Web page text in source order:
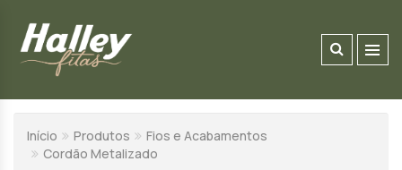
Início Produtos
Fios e Acabamentos
Cordão Metalizado